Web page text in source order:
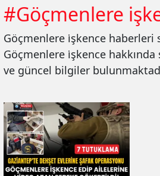
#Göçmenlere
Göçmenlere i̇şkence haberleri
Göçmenlere i̇şkence
ve güncel bilgiler